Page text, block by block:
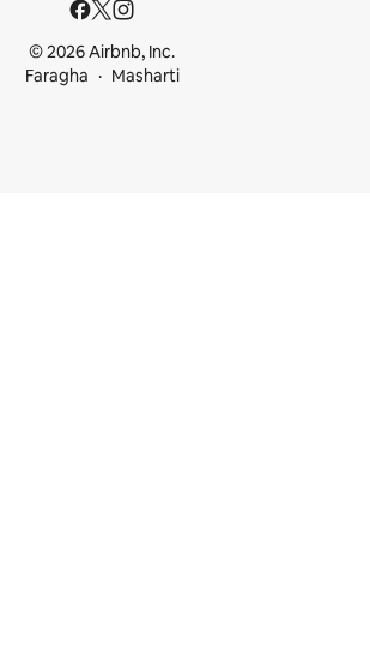
© 2026 Airbnb, Inc.
Faragha
Masharti